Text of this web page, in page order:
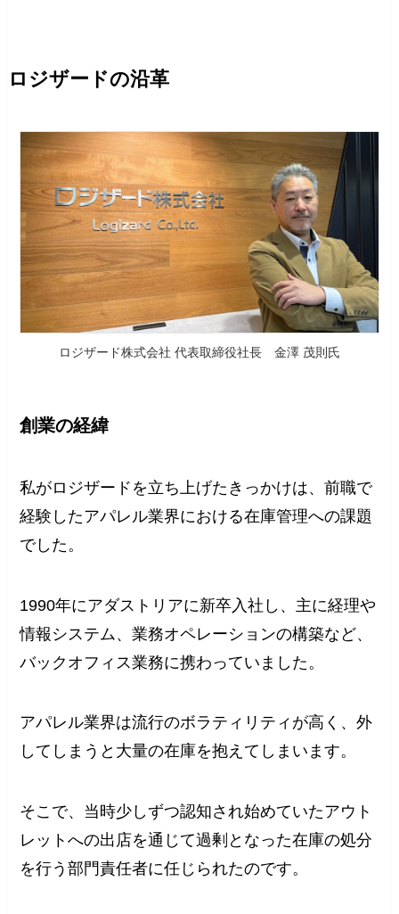
ロジザードの沿革
ロジザード株式会社 代表取締役社長 金澤 茂則氏
創業の経緯
私がロジザードを立ち上げたきっかけは、前職で
経験したアパレル業界における在庫管理への課題
でした。
1990年にアダストリアに新卒入社し、主に経理や
情報システム、業務オペレーションの構築など、
バックオフィス業務に携わっていました。
アパレル業界は流行のボラティリティが高く、外
してしまうと大量の在庫を抱えてしまいます。
そこで、当時少しずつ認知され始めていたアウト
レットへの出店を通じて過剰となった在庫の処分
を行う部門責任者に任じられたのです。